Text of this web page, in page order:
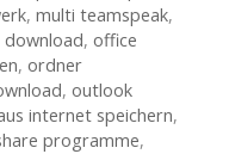
, multi teamspeak,
download, office
, ordner
, outlook
internet speichern,
programme,